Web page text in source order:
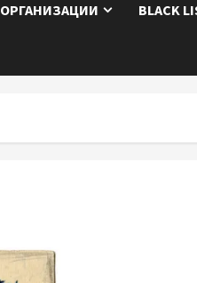
ОРГАНИЗАЦИИ BLACK